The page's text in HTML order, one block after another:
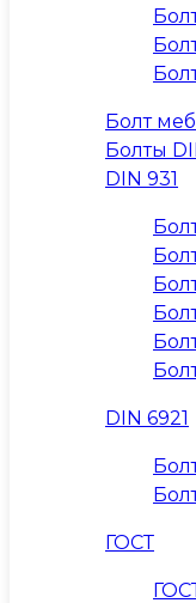
Болт
Болты
DIN 931
DIN 6921
ГОСТ